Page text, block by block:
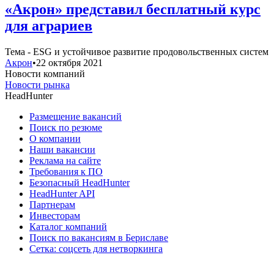
«Акрон» представил бесплатный курс
для аграриев
Тема - ESG и устойчивое развитие продовольственных систем
Акрон•22 октября 2021
Новости компаний
Новости рынка
HeadHunter
Размещение вакансий
Поиск по резюме
О компании
Наши вакансии
Реклама на сайте
Требования к ПО
Безопасный HeadHunter
HeadHunter API
Партнерам
Инвесторам
Каталог компаний
Поиск по вакансиям в Бериславе
Сетка: соцсеть для нетворкинга